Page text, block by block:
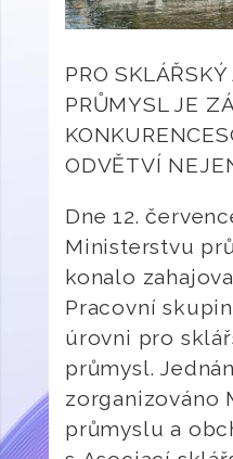
PRO
PRŮMYSL JE
ODVĚTVÍ
Dne 12.
Ministerstvu
konalo
Pracovní
úrovni pro
průmysl.
zorganizováno
průmyslu a